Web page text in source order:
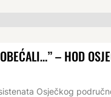
– HOD
Osječkog